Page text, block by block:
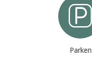
Parken